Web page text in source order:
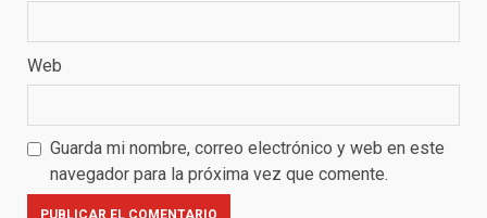
Web
Guarda mi nombre, correo electrónico y web en este
navegador para la próxima vez que comente.